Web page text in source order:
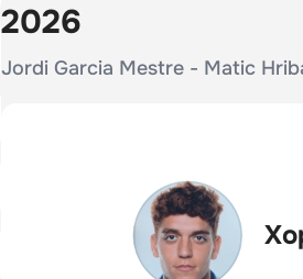
2026
Jordi Garcia Mestre - Matic